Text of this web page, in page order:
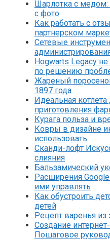
Шарлотка с медом:
с фото
Как работать с
партнерском
Сетевые
Hogwarts Legacy не
по решению
Жареный
1897 года
Идеальная
приготовления
Курага польза и
Ковры в дизайне
использовать
Сканди-лофт
слияния
Бальзамический
Расширения Google
ими управлять
Как обустроить
детей
Рецепт варенья
Создание
Пошаговое